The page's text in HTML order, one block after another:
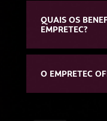
QUAIS OS
EMPRETEC?
O EMPRETEC